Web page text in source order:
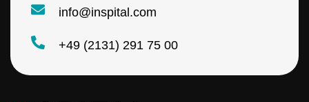
info@inspital.com
+49 (2131) 291 75 00